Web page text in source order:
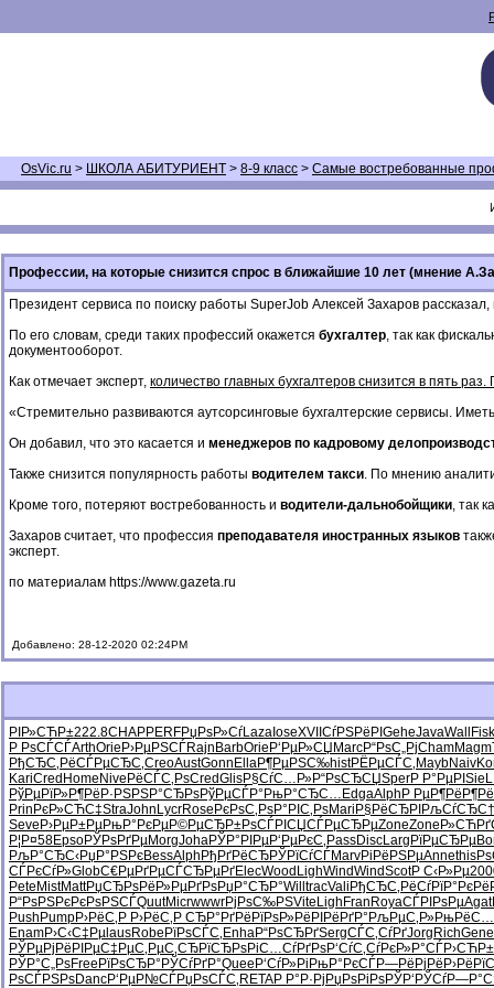
OsVic.ru > ШКОЛА АБИТУРИЕНТ > 8-9 класс > Самые востребованные
Профессии, на которые снизится спрос в ближайшие 10 лет (мнение
Президент сервиса по поиску работы SuperJob Алексей Захаров
По его словам, среди таких профессий окажется бухгалтер, так как
документооборот.
Как отмечает эксперт, количество главных бухгалтеров снизится в пять
«Стремительно развиваются аутсорсинговые бухгалтерские сервисы.
Он добавил, что это касается и менеджеров по кадровому
Также снизится популярность работы водителем такси. По мнению
Кроме того, потеряют востребованность и водители-дальнобойщики, так
Захаров считает, что профессия преподавателя иностранных языков
эксперт.
по материалам https://www.gazeta.ru
Добавлено: 28-12-2020 02:24PM
РІР»СЋР±222.8CHAPPERFРџРѕР»СѓLaza IoseXVII СѓРЅРёРІ GeheJavaWall Fisk
Р РѕСЃСЃArthOrie Р›РµРЅСЃRajn BarbOrie Р‘РµР»СЏ MarcР“РѕС„РјChamMagm
РђСЂС‚РёСЃРµСЂС‚CreoAustGonn EllaР¶РµРЅС‰histРЁРµСЃС‚ MaybNaiv
KariCred Home Nive РёСЃС‚РѕCredGlisР§СѓС…Р»Р“РѕСЂСЏSperР Р°РµРІ SieL
РўРµРїР»Р¶РёР·РЅРЅР°СЂРѕРўРµСЃР° РњР°СЂС… EdgaAlph Р РµР¶Рё
Prin РєР»СЋС‡StraJohn LycrRose РєРѕС‚РѕР°РІС‚РѕMari Р§РёСЂРІ РљСѓСЂС†
Seve Р›РµР±РµРњР°РєРµР©РµСЂР±РѕСЃРІСЏСЃРµСЂРµZoneZone
Р¦Р¤58EpsoРЎРѕРґРµMorgJohaРЎР°РІРµР‘РµРєС‚ PassDiscLarg РїРµСЂРµ
РљР°СЂС‹РџР°РЅРєBessAlph РђРґРёСЂРЎРїСѓСЃMarvРіРёРЅРµAnnethis
СЃРєСѓР»GlobС€РµРґРµСЃСЂРµРґElecWood LighWindWindScotР С‹Р»Рµ
Pete MistMattРџСЂРѕРё Р»РµРґРѕРџР°СЂР°Will tracVali РђСЂС‚РёСѓРїР°Рє
Р“РѕРЅРєРєРѕРЅСЃQuutMicrwwwrРјРѕС‰РЅVite Ligh Fran RoyaСЃРІРѕРµAgat
Push PumpР›РёС‚Р Р›РёС‚Р СЂР°РґРё РїРѕР»Рё РІРёРґР° РљРµС‚Р»
EnamР›С‹С‡Рµ lausRobe РїРѕСЃС‚ EnhaР“РѕСЂРґSergСЃС‚СѓРґJorg RichGene
РЎРµРјРё РІРµС‡РµС‚РµС‚СЂРїСЂРѕРіС…СѓРґРѕР‘СѓС‚СѓРєР»Р°СЃ
РЎР°С„РѕFree РїРѕСЂР° РЎСѓРґР°Quee Р‘СѓР»Рі РњР°РєСЃР—РёРјРё
РѕСЃРЅРѕDancР‘РµР№СЃРџРѕСЃС‚ RETAР Р°Р·Рј РџРѕРіРѕРЎР‘РЎСѓ